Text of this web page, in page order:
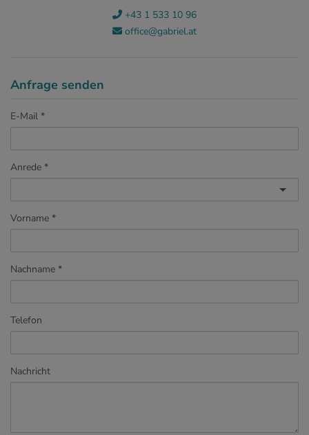
+43 1 533 10 96
office@gabriel.at
Anfrage senden
E-Mail
Anrede
Vorname
Nachname
Telefon
Nachricht